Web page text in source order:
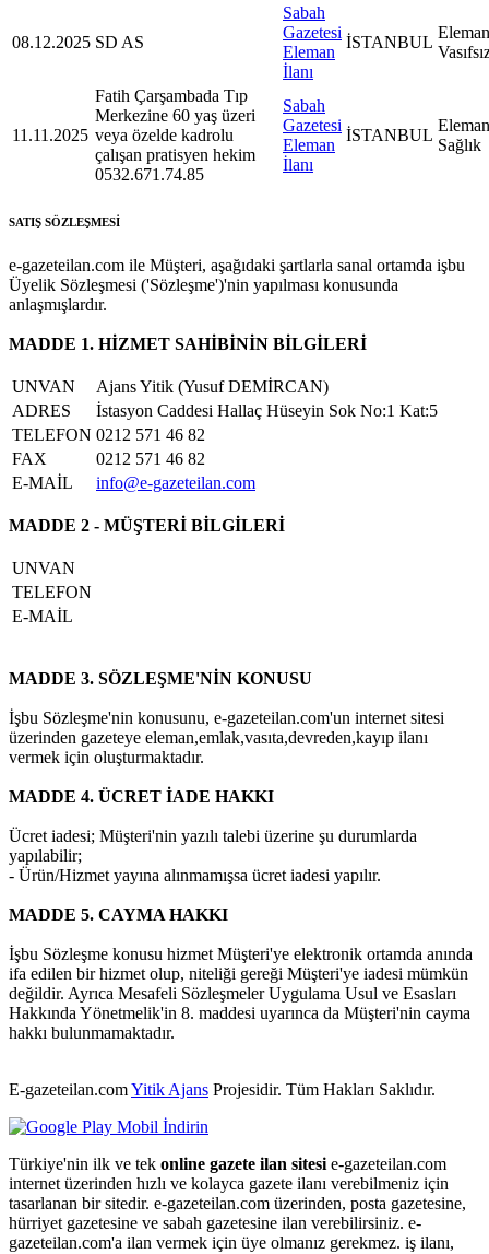
08.12.2025 SD AS
Sabah
Gazetesi
Eleman
İlanı
İSTANBUL
11.11.2025
Fatih Çarşambada Tıp
Merkezine 60 yaş üzeri
veya özelde kadrolu
çalışan pratisyen hekim
0532.671.74.85
Sabah
Gazetesi
Eleman
İlanı
İSTANBUL
Sağlık
SATIŞ SÖZLEŞMESİ
e-gazeteilan.com ile Müşteri, aşağıdaki şartlarla sanal ortamda işbu
Üyelik Sözleşmesi ('Sözleşme')'nin yapılması konusunda
anlaşmışlardır.
MADDE 1. HİZMET SAHİBİNİN BİLGİLERİ
UNVAN
Ajans Yitik (Yusuf DEMİRCAN)
ADRES
İstasyon Caddesi Hallaç Hüseyin Sok No:1 Kat:5
TELEFON 0212 571 46 82
FAX
0212 571 46 82
E-MAİL
info@e-gazeteilan.com
MADDE 2 - MÜŞTERİ BİLGİLERİ
UNVAN
TELEFON
E-MAİL
MADDE 3. SÖZLEŞME'NİN KONUSU
İşbu Sözleşme'nin konusunu, e-gazeteilan.com'un internet sitesi
üzerinden gazeteye eleman,emlak,vasıta,devreden,kayıp ilanı
vermek için oluşturmaktadır.
MADDE 4. ÜCRET İADE HAKKI
Ücret iadesi; Müşteri'nin yazılı talebi üzerine şu durumlarda
yapılabilir;
- Ürün/Hizmet yayına alınmamışsa ücret iadesi yapılır.
MADDE 5. CAYMA HAKKI
İşbu Sözleşme konusu hizmet Müşteri'ye elektronik ortamda anında
ifa edilen bir hizmet olup, niteliği gereği Müşteri'ye iadesi mümkün
değildir. Ayrıca Mesafeli Sözleşmeler Uygulama Usul ve Esasları
Hakkında Yönetmelik'in 8. maddesi uyarınca da Müşteri'nin cayma
hakkı bulunmamaktadır.
E-gazeteilan.comYitik Ajans Projesidir. Tüm Hakları Saklıdır.
Türkiye'nin ilk ve tek online gazete ilan sitesi e-gazeteilan.com
internet üzerinden hızlı ve kolayca gazete ilanı verebilmeniz için
tasarlanan bir sitedir. e-gazeteilan.com üzerinden, posta gazetesine,
hürriyet gazetesine ve sabah gazetesine ilan verebilirsiniz. e-
gazeteilan.com'a ilan vermek için üye olmanız gerekmez. iş ilanı,